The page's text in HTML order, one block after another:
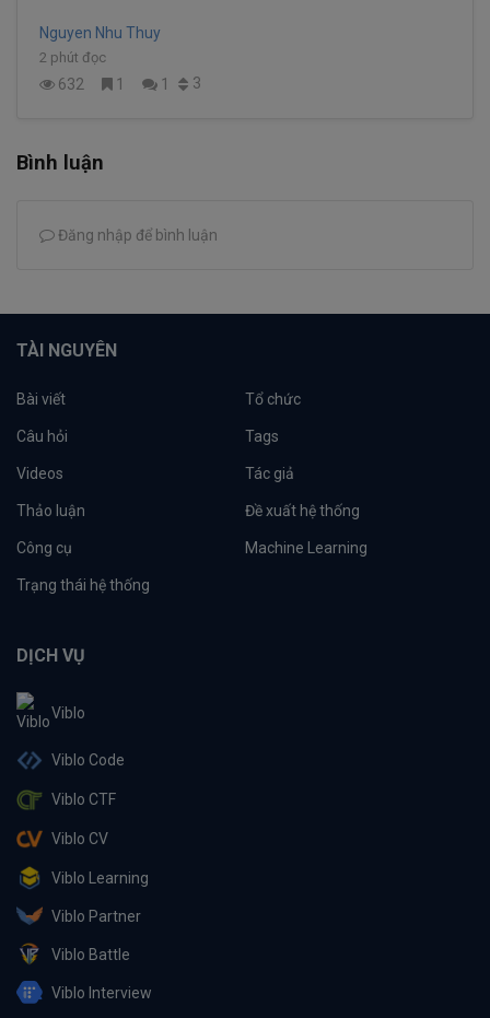
Nguyen Nhu Thuy
2 phút đọc
632 1 1 3
Bình luận
Đăng nhập để bình luận
TÀI NGUYÊN
Bài viết Tổ chức
Câu hỏi Tags
Videos Tác giả
Thảo luận Đề xuất hệ thống
Công cụ Machine Learning
Trạng thái hệ thống
DỊCH VỤ
Viblo
Viblo Code
Viblo CTF
Viblo CV
Viblo Learning
Viblo Partner
Viblo Battle
Viblo Interview